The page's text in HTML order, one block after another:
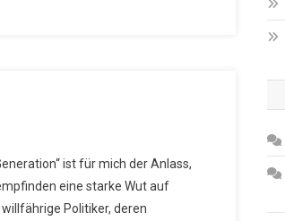
ist für mich der Anlass,
eine starke Wut auf
Politiker, deren